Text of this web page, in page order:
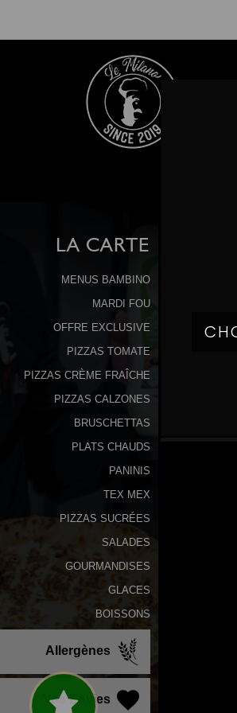
LA CARTE
MENUS BAMBINO
MARDI FOU
OFFRE EXCLUSIVE
PIZZAS TOMATE
PIZZAS CRÈME FRAÎCHE
PIZZAS CALZONES
BRUSCHETTAS
PLATS CHAUDS
PANINIS
TEX MEX
PIZZAS SUCRÉES
SALADES
GOURMANDISES
GLACES
BOISSONS
Allergènes
Vos Envies